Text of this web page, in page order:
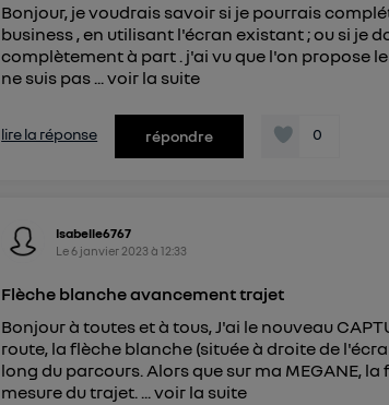
Bonjour, je voudrais savoir si je pourrais
business , en utilisant l'écran existant ; ou si je
complètement à part . j'ai vu que l'on propose
ne suis pas ...voir la suite
lire la réponse répondre 0
Isabelle6767
Le6 janvier 2023 à12:33
Flèche blanche avancement trajet
Bonjour à toutes et à tous, J'ai le nouveau
route, la flèche blanche (située à droite de
long du parcours. Alors que sur ma MEGANE,
mesure du trajet. ...voir la suite